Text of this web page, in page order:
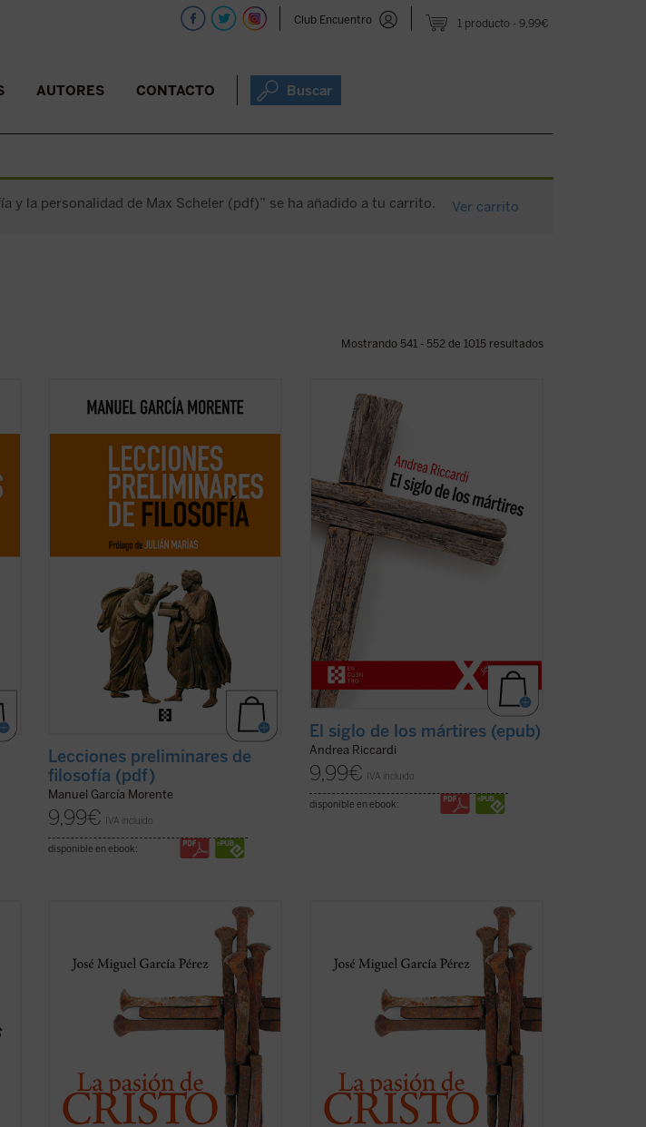
1 producto 9,99€
Club Encuentro
AUTORES CONTACTO Buscar
y la personalidad de Max Scheler (pdf)” se ha añadido a tu carrito. Ver carrito
Mostrando 541 - 552 de 1015 resultados
Los lectores y estudiosos de estas
los llevará a entender el porqué y el
cómo la humanidad ha llegado hasta
aquí. Nacidas de un curso impartido por
el autor en 1937 en la universidad
argentina de ... (ver ficha)
Lecciones preliminares de
filosofía (pdf)
Manuel García Morente
9,99€ IVA incluido
disponible en ebook:
El siglo XX produjo las declaraciones de
los derechos humanos, pero también
centenares de millones de víctimas
masacradas en genocidios, guerras
civiles y mundiales, deportaciones,
aniquilaciones de etnias, clases y grupos
religiosos o ...(ver ficha)
El siglo de los mártires (epub)
Andrea Riccardi
9,99€ IVA incluido
disponible en ebook:
Un análisis atento de los relatos de la
pasión de Cristo que aparecen en los
cuatro evangelios canónicos revela
llamativas diferencias, incluso
contradicciones, entre algunos de los
pasajes narrados en ellos. El autor de
este libro ofrece, ...
Un análisis atento de los relatos de la
pasión de Cristo que aparecen en los
cuatro evangelios canónicos revela
llamativas diferencias, incluso
contradicciones, entre algunos de los
pasajes narrados en ellos. El autor de
este libro ofrece, ...